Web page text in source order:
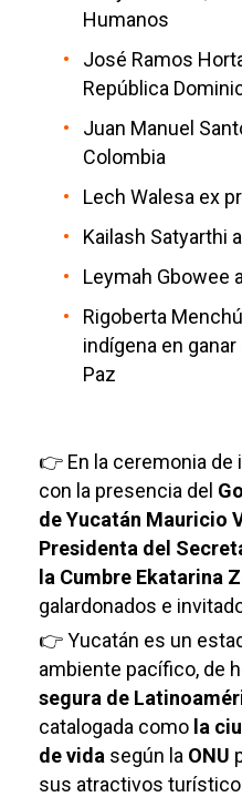
Humanos
José Ramos
República
Juan Manuel
Colombia
Lech Walesa ex
Kailash Satyarthi
Leymah Gbowee
Rigoberta
indígena en
Paz
👉 En la ceremonia
con la presencia del
de Yucatán Mauricio
Presidenta del
la Cumbre Ekatarina
galardonados e
👉 Yucatán es un
ambiente pacífico, de
segura de
catalogada como la
de vida según la ONU
sus atractivos